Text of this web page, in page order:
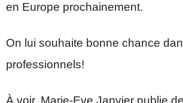
en Europe prochainement.
On lui souhaite bonne chance
professionnels!